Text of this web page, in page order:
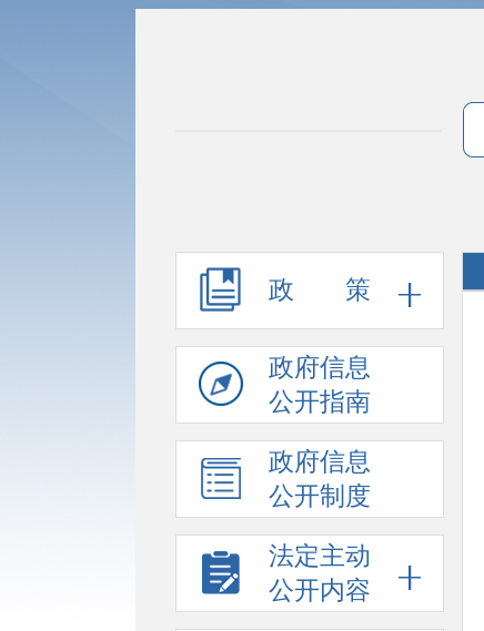
政 策
政府信息
公开指南
政府信息
公开制度
法定主动
公开内容